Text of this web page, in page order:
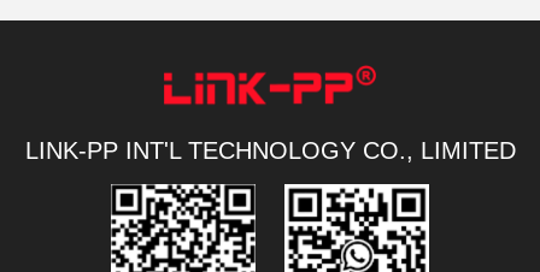
LINK-PP INT'L TECHNOLOGY CO., LIMITED